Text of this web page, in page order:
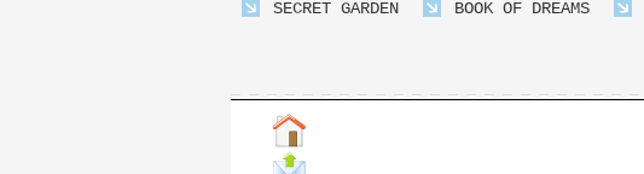
SECRET GARDEN BOOK OF DREAMS